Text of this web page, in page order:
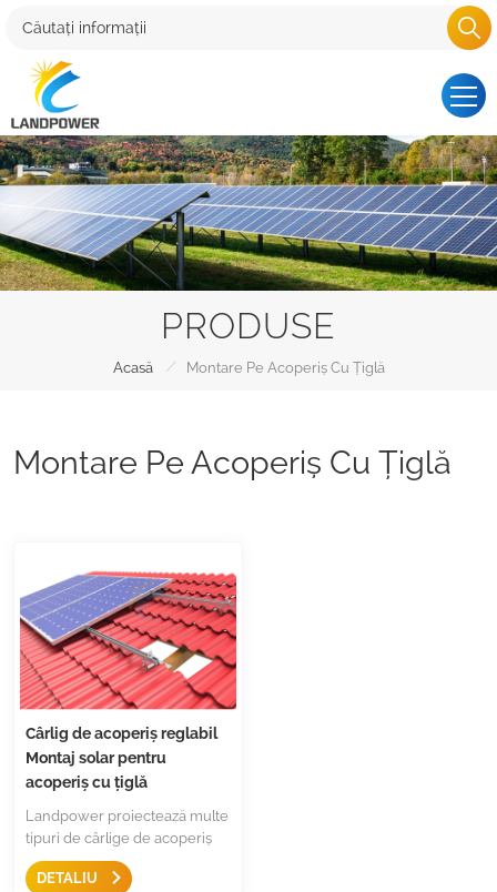
PRODUSE
Acasă / Montare Pe Acoperiș Cu Țiglă
Montare Pe Acoperiș Cu Țiglă
Cârlig de acoperiș reglabil
Montaj solar pentru
acoperiș cu țiglă
Landpower proiectează multe
tipuri de cârlige de acoperiș
cu țiglă pentru majoritatea
tipurilor de plăci, cum ar fi țiglă
DETALIU